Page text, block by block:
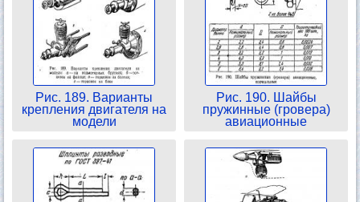
Рис. 189. Варианты
крепления двигателя на
модели
Рис. 190. Шайбы
пружинные (гровера)
авиационные